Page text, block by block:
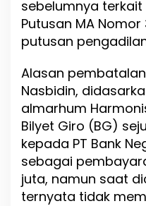
sebelumnya
Putusan MA
putusan
Alasan
Nasbidin,
almarhum
Bilyet Giro (BG)
kepada PT Bank
sebagai
juta, namun saat
ternyata tidak